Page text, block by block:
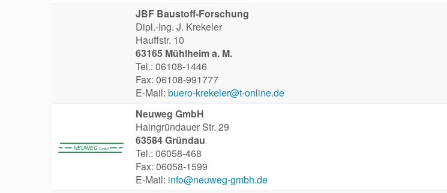
JBF Baustoff-Forschung
Dipl.-Ing. J. Krekeler
Hauffstr. 10
63165 Mühlheim a. M.
Tel.: 06108-1446
Fax: 06108-991777
E-Mail: buero-krekeler@t-online.de
Neuweg GmbH
Haingründauer Str. 29
63584 Gründau
Tel.: 06058-468
Fax: 06058-1599
E-Mail: info@neuweg-gmbh.de